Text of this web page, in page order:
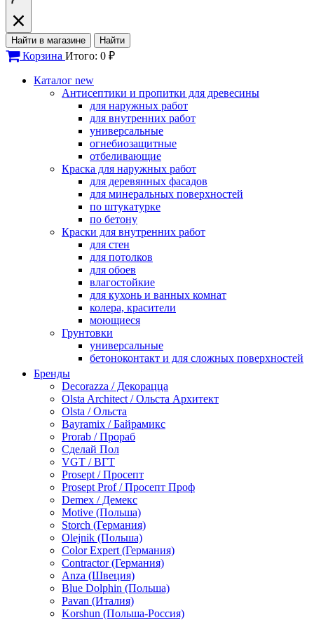
Найти в магазине Найти
Корзина Итого: 0 ₽
Каталог new
Антисептики и пропитки для древесины
для наружных работ
для внутренних работ
универсальные
огнебиозащитные
отбеливающие
Краска для наружных работ
для деревянных фасадов
для минеральных поверхностей
по штукатурке
по бетону
Краски для внутренних работ
для стен
для потолков
для обоев
влагостойкие
для кухонь и ванных комнат
колера, красители
моющиеся
Грунтовки
универсальные
бетоноконтакт и для сложных поверхностей
по металлу
антикорозийные
под декоративные штукатурки
для гипсокартона
под штукатурку
Герметик
акриловые
силиконовые универсальные, нейтральные
силиконовые санитарные (антигрибковые)
шовные для срубов
для кровли
для каминов
полиуретановые
Декоративные штукатурки и краски
краски для декора, патина
мокрый шелк
венецианские (эффект мрамора)
песок (эффект песчаных вихрей)
декоративная шпаклевка
Бренды
Decorazza / Декорацца
Olsta Architect / Ольста Архитект
Olsta / Ольста
Bayramix / Байрамикс
Prorab / Прораб
Сделай Пол
VGT / ВГТ
Prosept / Просепт
Prosept Prof / Просепт Проф
Demex / Демекс
Motive (Польша)
Storch (Германия)
Olejnik (Польша)
Color Expert (Германия)
Contractor (Германия)
Anza (Швеция)
Blue Dolphin (Польша)
Pavan (Италия)
Korshun (Польша-Россия)